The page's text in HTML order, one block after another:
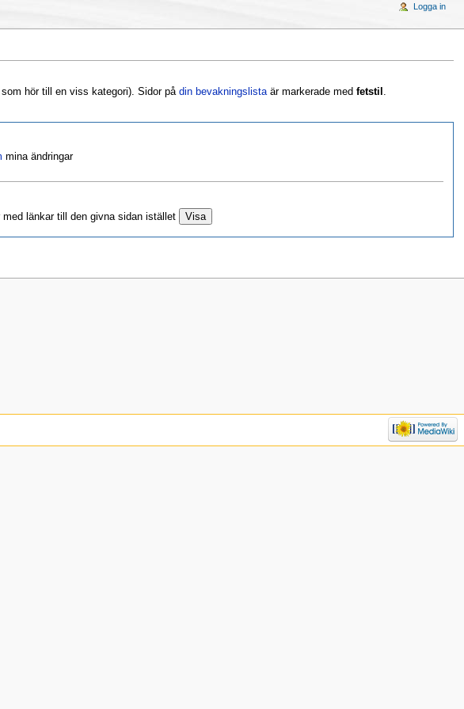
hör till en viss kategori). Sidor på din bevakningslistaär markerade med fetstil
mina ändringar
med länkar till den givna sidan istället
Logga in